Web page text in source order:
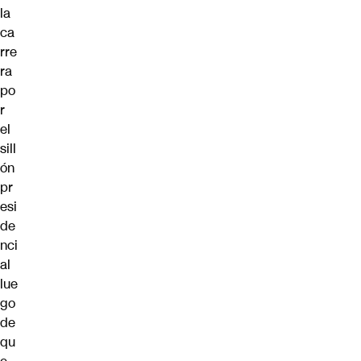
la
ca
rre
ra
po
r
el
sill
ón
pr
esi
de
nci
al
lue
go
de
qu